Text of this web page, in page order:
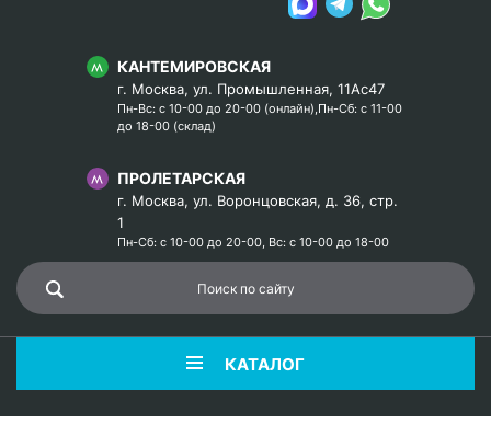
КАНТЕМИРОВСКАЯ
г. Москва, ул. Промышленная, 11Ас47
Пн-Вс: с 10-00 до 20-00 (онлайн),Пн-Сб: с 11-00
до 18-00 (склад)
ПРОЛЕТАРСКАЯ
г. Москва, ул. Воронцовская, д. 36, стр.
1
Пн-Сб: с 10-00 до 20-00, Вс: с 10-00 до 18-00
КАТАЛОГ